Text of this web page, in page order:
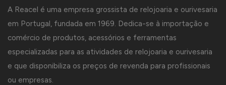
A Reacel é uma empresa grossista de relojoaria e ourivesaria
em Portugal, fundada em 1969. Dedica-se à importação e
comércio de produtos, acessórios e ferramentas
especializadas para as atividades de relojoaria e ourivesaria
e que disponibiliza os preços de revenda para profissionais
ou empresas.